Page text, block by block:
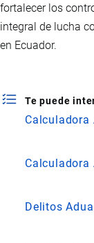
fortalecer los
integral de lucha
en Ecuador.
Te puede
Calculadora
Calculadora
Delitos